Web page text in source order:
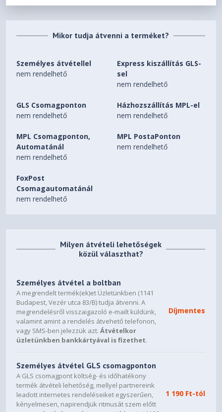
Mikor tudja átvenni a terméket?
Személyes átvétellel
nem rendelhető
Express kiszállítás GLS-
sel
nem rendelhető
GLS Csomagponton
nem rendelhető
Házhozszállítás MPL-el
nem rendelhető
MPL Csomagponton,
Automatánál
nem rendelhető
MPL PostaPonton
nem rendelhető
FoxPost
Csomagautomatánál
nem rendelhető
Milyen átvételi lehetőségek
közül választhat?
Személyes átvétel a boltban
A megrendelt termék(ek)et Üzletünkben (1141
Budapest, Vezér utca 83/B) tudja átvenni. A
megrendelésről visszaigazoló e-mailt küldünk,
valamint amint a rendelés átvehető telefonon,
vagy SMS-ben jelezzük azt.Átvételkor
üzletünkben bankkártyával is fizethet.
Díjmentes
Személyes átvétel GLS csomagponton
A GLS csomagpont költség- és időhatékony
termék átvételi lehetőség, mellyel partnereink
leadott internetes rendeléseiket egyszerűen,
kényelmesen, napirendjük ritmusát szem előtt
1 190 Ft-tól